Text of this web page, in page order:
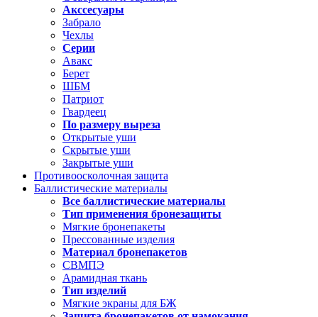
Акссесуары
Забрало
Чехлы
Серии
Авакс
Берет
ШБМ
Патриот
Гвардеец
По размеру выреза
Открытые уши
Скрытые уши
Закрытые уши
Противоосколочная защита
Баллистические материалы
Все баллистические материалы
Тип применения бронезащиты
Мягкие бронепакеты
Прессованные изделия
Материал бронепакетов
СВМПЭ
Арамидная ткань
Тип изделий
Мягкие экраны для БЖ